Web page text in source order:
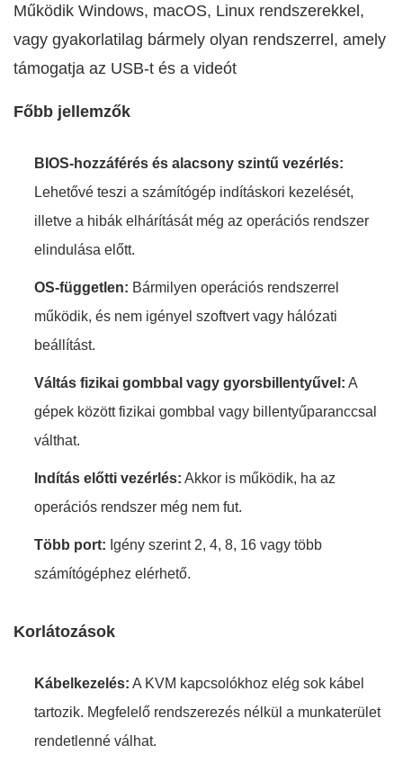
Működik Windows, macOS, Linux rendszerekkel,
vagy gyakorlatilag bármely olyan rendszerrel, amely
támogatja az USB-t és a videót
Főbb jellemzők
BIOS-hozzáférés és alacsony szintű vezérlés:
Lehetővé teszi a számítógép indításkori kezelését,
illetve a hibák elhárítását még az operációs rendszer
elindulása előtt.
OS-független: Bármilyen operációs rendszerrel
működik, és nem igényel szoftvert vagy hálózati
beállítást.
Váltás fizikai gombbal vagy gyorsbillentyűvel: A
gépek között fizikai gombbal vagy billentyűparanccsal
válthat.
Indítás előtti vezérlés: Akkor is működik, ha az
operációs rendszer még nem fut.
Több port: Igény szerint 2, 4, 8, 16 vagy több
számítógéphez elérhető.
Korlátozások
Kábelkezelés: A KVM kapcsolókhoz elég sok kábel
tartozik. Megfelelő rendszerezés nélkül a munkaterület
rendetlenné válhat.